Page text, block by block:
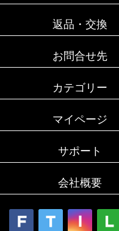
返品・交換
お問合せ先
カテゴリー
マイページ
サポート
会社概要